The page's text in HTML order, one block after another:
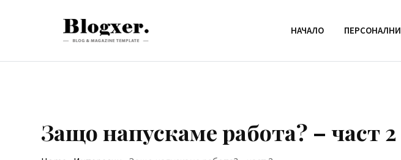
НАЧАЛО ПЕРСОНАЛНИ
Защо напускаме работа? – част 2